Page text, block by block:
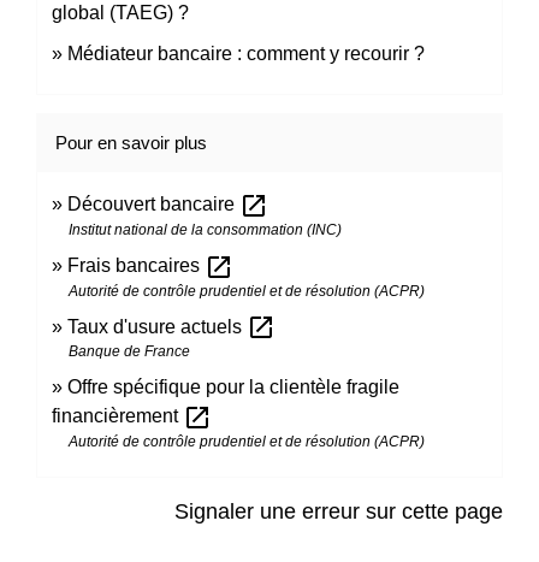
global (TAEG) ?
Médiateur bancaire : comment y recourir ?
Pour en savoir plus
Découvert bancaire open_in_new
Institut national de la consommation (INC)
Frais bancaires open_in_new
Autorité de contrôle prudentiel et de résolution (ACPR)
Taux d'usure actuels open_in_new
Banque de France
Offre spécifique pour la clientèle fragile
financièrement open_in_new
Autorité de contrôle prudentiel et de résolution (ACPR)
Signaler une erreur sur cette page